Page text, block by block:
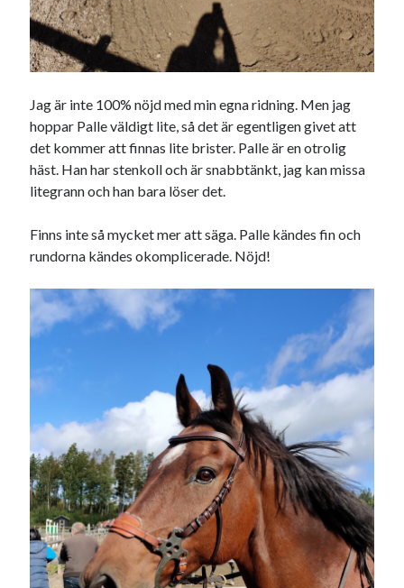
Extrahästar(58)
Hållidej(276)
Heart of Hope
(39)
Heart Paal(216)
Källhults Spotless
Min Träning
Resor
Senaste kommentarerna
omJOSEF
omSPAM
CamillaomSPAM
september 2023
M T O T
S
Jag är inte 100% nöjd med min egna ridning. Men jag
hoppar Palle väldigt lite, så det är egentligen givet att
det kommer att finnas lite brister. Palle är en otrolig
häst. Han har stenkoll och är snabbtänkt, jag kan missa
litegrann och han bara löser det.
Finns inte så mycket mer att säga. Palle kändes fin och
rundorna kändes okomplicerade. Nöjd!